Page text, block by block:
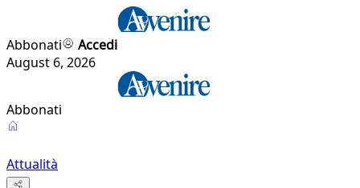
Abbonati
Accedi
August 6, 2026
Abbonati
Attualità